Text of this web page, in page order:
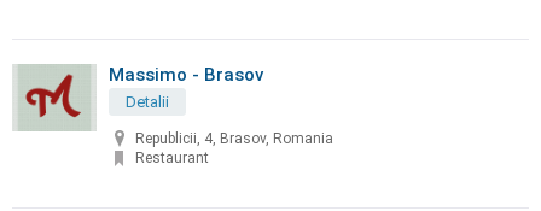
Massimo - Brasov
Detalii
Republicii, 4, Brasov, Romania
Restaurant